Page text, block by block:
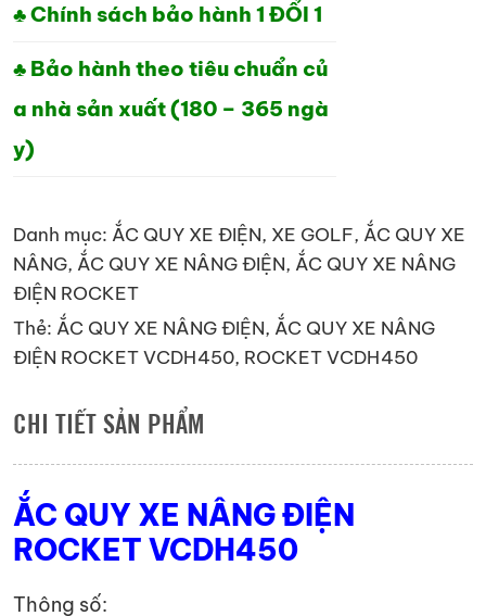
♣ Chính sách bảo hành 1 ĐỔI 1
♣ Bảo hành theo tiêu chuẩn củ
a nhà sản xuất (180 – 365 ngà
y)
Danh mục: ẮC QUY XE ĐIỆN, XE GOLF, ẮC QUY XE
NÂNG, ẮC QUY XE NÂNG ĐIỆN, ẮC QUY XE NÂNG
ĐIỆN ROCKET
Thẻ: ẮC QUY XE NÂNG ĐIỆN, ẮC QUY XE NÂNG
ĐIỆN ROCKET VCDH450, ROCKET VCDH450
CHI TIẾT SẢN PHẨM
ẮC QUY XE NÂNG ĐIỆN
ROCKET VCDH450
Thông số: